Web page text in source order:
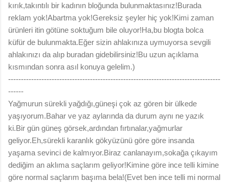
kırık,takıntılı bir kadının bloğunda bulunmaktasınız!Burada
reklam yok!Abartma yok!Gereksiz şeyler hiç yok!Kimi zaman
ürünleri itin götüne soktuğum bile oluyor!Ha,bu blogta bolca
küfür de bulunmakta.Eğer sizin ahlakınıza uymuyorsa sevgili
ahlakınızı da alıp buradan gidebilirsiniz!Bu uzun açıklama
kısmından sonra asıl konuya gelelim.)
-----------------------------------------------------------------------------------
------
Yağmurun sürekli yağdığı,güneşi çok az gören bir ülkede
yaşıyorum.Bahar ve yaz aylarında da durum aynı ne yazık
ki.Bir gün güneş görsek,ardından fırtınalar,yağmurlar
geliyor.Eh,sürekli karanlık gökyüzünü göre göre insanda
yaşama sevinci de kalmıyor.Biraz canlanayım,sokağa çıkayım
dediğim an aklıma saçlarım geliyor!Kimine göre ince telli kimine
göre normal saçlarım başıma bela!(Evet ben ince telli mi normal